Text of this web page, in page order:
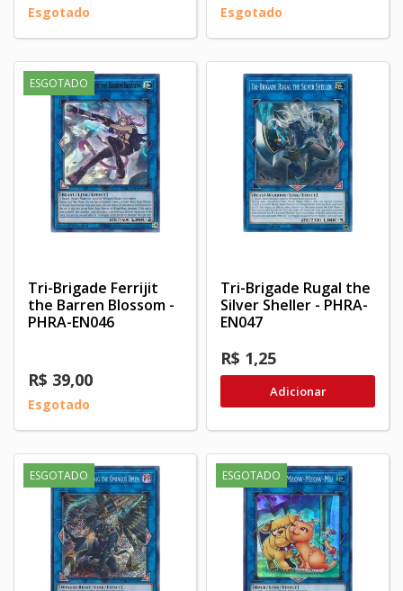
Esgotado Esgotado
ESGOTADO
Tri-Brigade Ferrijit
the Barren Blossom -
PHRA-EN046
R$ 39,00
Esgotado
Tri-Brigade Rugal the
Silver Sheller - PHRA-
EN047
R$ 1,25
Adicionar
ESGOTADO ESGOTADO